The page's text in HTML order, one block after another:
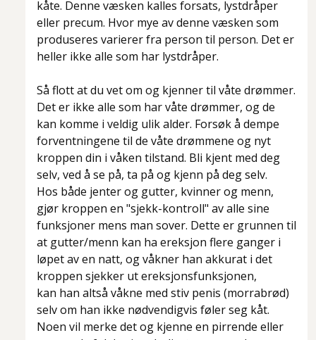
kåte. Denne væsken kalles forsats, lystdråper
eller precum. Hvor mye av denne væsken som
produseres varierer fra person til person. Det er
heller ikke alle som har lystdråper.
Så flott at du vet om og kjenner til våte drømmer.
Det er ikke alle som har våte drømmer, og de
kan komme i veldig ulik alder. Forsøk å dempe
forventningene til de våte drømmene og nyt
kroppen din i våken tilstand. Bli kjent med deg
selv, ved å se på, ta på og kjenn på deg selv.
Hos både jenter og gutter, kvinner og menn,
gjør kroppen en "sjekk-kontroll" av alle sine
funksjoner mens man sover. Dette er grunnen til
at gutter/menn kan ha ereksjon flere ganger i
løpet av en natt, og våkner han akkurat i det
kroppen sjekker ut ereksjonsfunksjonen,
kan han altså våkne med stiv penis (morrabrød)
selv om han ikke nødvendigvis føler seg kåt.
Noen vil merke det og kjenne en pirrende eller